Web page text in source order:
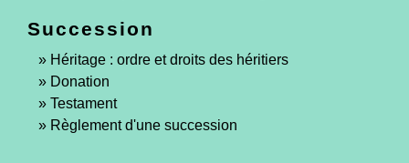
Succession
Héritage : ordre et droits des héritiers
Donation
Testament
Règlement d'une succession